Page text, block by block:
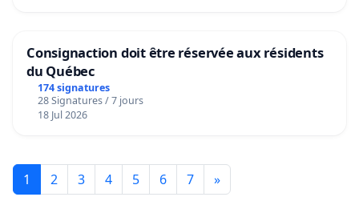
Consignaction doit être réservée aux résidents
du Québec
174 signatures
28 Signatures / 7 jours
18 Jul 2026
1 2 3 4 5 6 7 »